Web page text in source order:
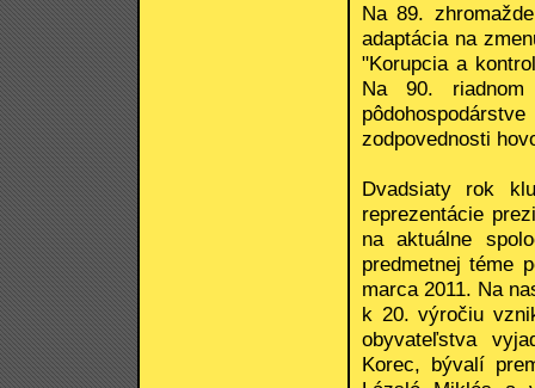
Na 89.
adaptácia na
"Korupcia a
Na 90.
zodpovednosti
Dvadsiaty rok
reprezentácie
na aktuálne
predmetnej téme
marca 2011. Na
k 20. výročiu
obyvateľstva
Korec, bývalí